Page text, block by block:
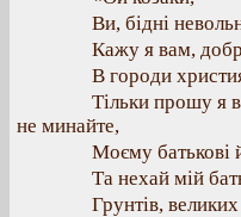
Ви, бідні
Кажу я вам,
В городи
Тільки прошу я
не минайте,
Моєму батькові
Та нехай мій
Грунтів,